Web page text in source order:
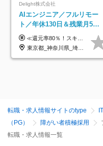
Delight株式会社
AIエンジニア／フルリモー
ト／年休130日＆残業月5h
以下／1カ月連休可／案件選
択制／還元率80%
≪還元率80％！スキルや経験をしっかり収入に反映します≫ 年俸530万円以上＋業績賞与 ※スキル・経験を考慮の上、優遇いたします ※上記年俸を12分割し、月1回支給します ※上記年俸には固定残業代月20時間分(月6万9000円以上)が含まれます。残業はほとんど発生しませんが、超過した場合は追加支給します ★AIを使った自社への貢献も、貢献度に応じて給与に反映する制度があります
東京都_神奈川県_埼玉県_千葉県_大阪府_愛知県_北海道_青森県_岩手県_宮城県_秋田県_山形県_福島県_茨城県_栃木県_群馬県_新潟県_山梨県_長野県_富山県_石川県_福井県_静岡県_岐阜県_三重県_兵庫県_京都府_滋賀県_奈良県_和歌山県_広島県_岡山県_鳥取県_島根県_山口県_徳島県_香川県_愛媛県_高知県_福岡県_熊本県_佐賀県_長崎県_大分県_宮崎県_鹿児島県_沖縄県
転職・求人情報サイトのtype
（PG）
障がい者積極採用
転職・求人情報一覧